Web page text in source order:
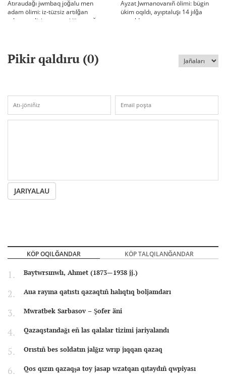
Atıraudağı jwmbaq joğalu men
adam ölimi: iz-tüzsiz artılğan
otbası, policiya tergeui jäne qoğam
Ayzat Jwmanovanıñ ölimi: bügin
ükim oqıldı, ayıptaluşı 14 jılğa
sottaldı
Pikir qaldıru (0)
JARIYALAU
KÖP OQILĞANDAR KÖP TALQILANĞANDAR
Baytwrsınwlı, Ahmet (1873—1938 jj.)
Aua rayına qatıstı qazaqtıñ halıqtıq boljamdarı
Mwratbek Sarbasov – Şofer äni
Qazaqstandağı eñ las qalalar tizimi jariyalandı
Orıstıñ bes soldatın jalğız wrıp jıqqan qazaq
Qos qızın qazaqşa toy jasap wzatqan qıtaydıñ qwpiyası